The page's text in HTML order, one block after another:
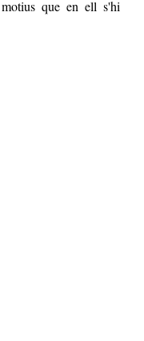
que en ell s'hi